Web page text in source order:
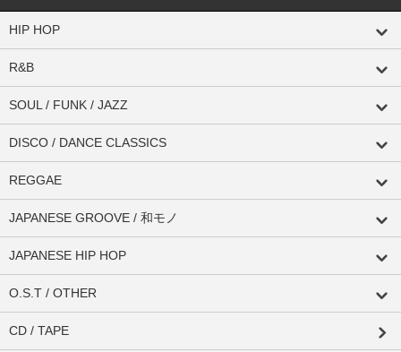
HIP HOP
R&B
SOUL / FUNK / JAZZ
DISCO / DANCE CLASSICS
REGGAE
JAPANESE GROOVE / 和モノ
JAPANESE HIP HOP
O.S.T / OTHER
CD / TAPE